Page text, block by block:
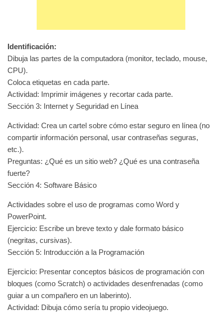
Identificación:
Dibuja las partes de la computadora (monitor, teclado, mouse,
CPU).
Coloca etiquetas en cada parte.
Actividad: Imprimir imágenes y recortar cada parte.
Sección 3: Internet y Seguridad en Línea
Actividad: Crea un cartel sobre cómo estar seguro en línea (no
compartir información personal, usar contraseñas seguras,
etc.).
Preguntas: ¿Qué es un sitio web? ¿Qué es una contraseña
fuerte?
Sección 4: Software Básico
Actividades sobre el uso de programas como Word y
PowerPoint.
Ejercicio: Escribe un breve texto y dale formato básico
(negritas, cursivas).
Sección 5: Introducción a la Programación
Ejercicio: Presentar conceptos básicos de programación con
bloques (como Scratch) o actividades desenfrenadas (como
guiar a un compañero en un laberinto).
Actividad: Dibuja cómo sería tu propio videojuego.